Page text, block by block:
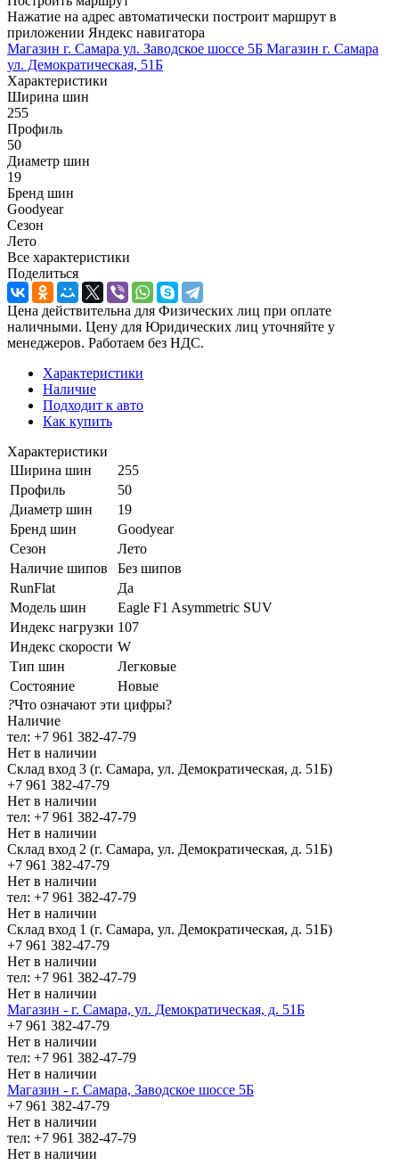
Нажатие на адрес автоматически построит маршрут в
приложении Яндекс навигатора
Магазин г. Самара ул. Заводское шоссе 5Б Магазин г. Самара
ул. Демократическая, 51Б
Характеристики
Ширина шин
255
Профиль
50
Диаметр шин
19
Бренд шин
Goodyear
Сезон
Лето
Все характеристики
Поделиться
Цена действительна для Физических лиц при оплате
наличными. Цену для Юридических лиц уточняйте у
менеджеров. Работаем без НДС.
Характеристики
Наличие
Подходит к авто
Как купить
Характеристики
Ширина шин
255
Профиль
50
Диаметр шин
19
Бренд шин
Goodyear
Сезон
Лето
Наличие шипов
Без шипов
RunFlat
Да
Модель шин
Eagle F1 Asymmetric SUV
Индекс нагрузки 107
Индекс скорости W
Тип шин
Легковые
Состояние
Новые
?Что означают эти цифры?
Наличие
тел: +7 961 382-47-79
Нет в наличии
Склад вход 3 (г. Самара, ул. Демократическая, д. 51Б)
+7 961 382-47-79
Нет в наличии
тел: +7 961 382-47-79
Нет в наличии
Склад вход 2 (г. Самара, ул. Демократическая, д. 51Б)
+7 961 382-47-79
Нет в наличии
тел: +7 961 382-47-79
Нет в наличии
Склад вход 1 (г. Самара, ул. Демократическая, д. 51Б)
+7 961 382-47-79
Нет в наличии
тел: +7 961 382-47-79
Нет в наличии
Магазин - г. Самара, ул. Демократическая, д. 51Б
+7 961 382-47-79
Нет в наличии
тел: +7 961 382-47-79
Нет в наличии
Магазин - г. Самара, Заводское шоссе 5Б
+7 961 382-47-79
Нет в наличии
тел: +7 961 382-47-79
Нет в наличии